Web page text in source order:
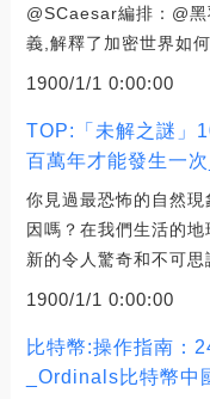
@SCaesar編排：@
義,解釋了加密世界如
1900/1/1 0:00:00
TOP:「未解之謎」
百萬年才能發生一
你見過最恐怖的自然
因嗎？在我們生活的
新的令人驚奇和不可思
1900/1/1 0:00:00
比特幣:操作指南：
_Ordinals比特幣中